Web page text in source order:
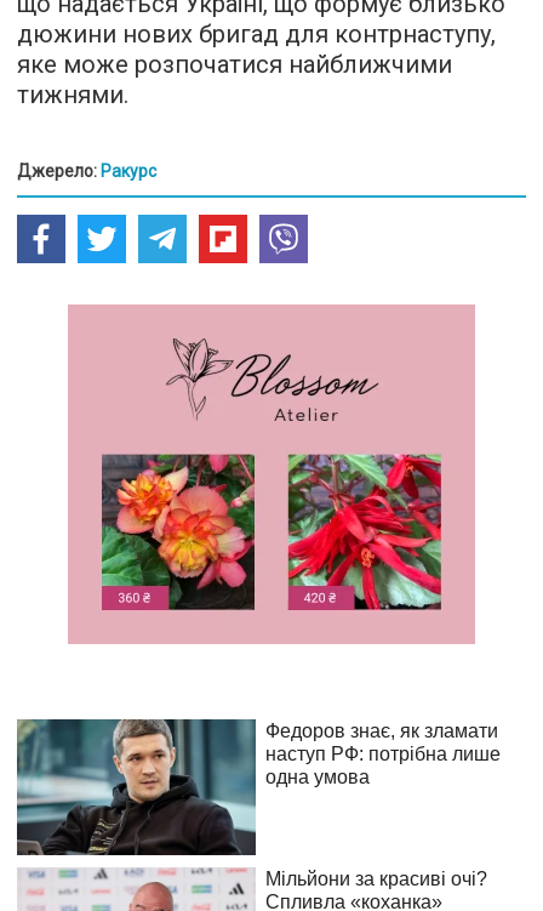
дюжини нових бригад для контрнаступу,
яке може розпочатися найближчими
тижнями.
Джерело: Ракурс